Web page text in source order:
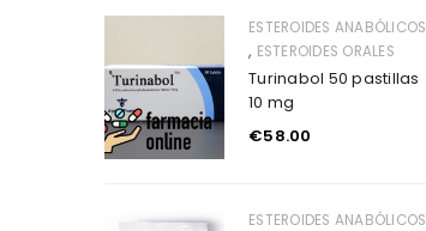
ESTEROIDES ANABÓLICOS
, ESTEROIDES ORALES
Turinabol 50 pastillas
10 mg
€58.00
ESTEROIDES ANABÓLICOS